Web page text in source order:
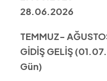
28.06.2026
TEMMUZ-
GİDİŞ GELİŞ
Gün)